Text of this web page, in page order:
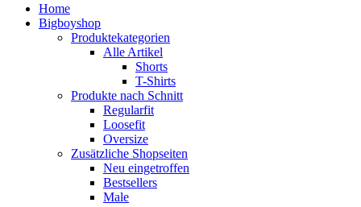
Home
Bigboyshop
Produktekategorien
Alle Artikel
Shorts
T-Shirts
Produkte nach Schnitt
Regularfit
Loosefit
Oversize
Zusätzliche Shopseiten
Neu eingetroffen
Bestsellers
Male